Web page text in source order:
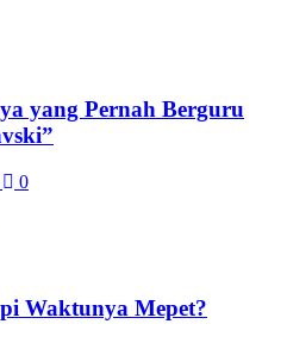
yang Pernah Berguru
0
Waktunya Mepet?